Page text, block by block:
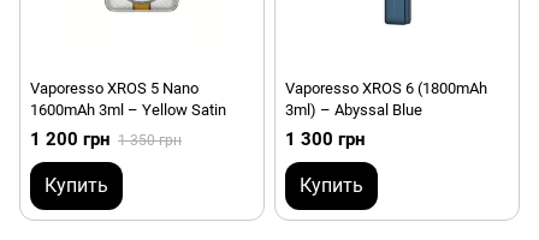
Vaporesso XROS 5 Nano
1600mAh 3ml – Yellow Satin
1 200 грн 1 350 грн
Купить
Vaporesso XROS 6 (1800mAh
3ml) – Abyssal Blue
1 300 грн
Купить